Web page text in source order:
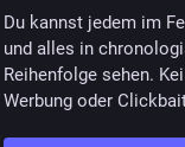
Du kannst jedem im
und alles in
Reihenfolge sehen.
Werbung oder